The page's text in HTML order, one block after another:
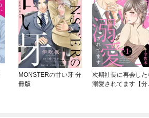
MONSTERの甘い牙 分
冊版
次期社長に再会した
溺愛されてます【分